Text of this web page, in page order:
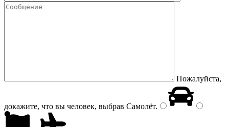
Пожалуйста,
докажите, что вы человек, выбрав Самолёт.